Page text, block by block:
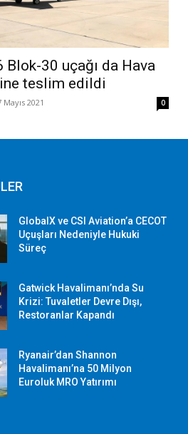
Blok-30 uçağı da Hava
teslim edildi
Mayıs 2021 0
GlobalX ve CSI Aviation’a CECOT
Uçuşları Nedeniyle Hukuki
Süreç
Gatwick Havalimanı’nda Su
Krizi: Tuvaletler Devre Dışı,
Restoranlar Kapandı
Ryanair’dan Shannon
Havalimanı’na 50 Milyon
Euroluk MRO Yatırımı